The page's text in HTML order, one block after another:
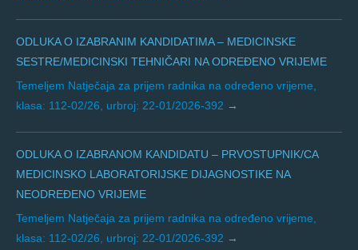
ODLUKA O IZABRANIM KANDIDATIMA – MEDICINSKE
SESTRE/MEDICINSKI TEHNIČARI NA ODREĐENO VRIJEME
Temeljem Natječaja za prijem radnika na određeno vrijeme,
klasa: 112-02/26, urbroj: 22-01/2026-392
ODLUKA O IZABRANOM KANDIDATU – PRVOSTUPNIK/CA
MEDICINSKO LABORATORIJSKE DIJAGNOSTIKE NA
NEODREĐENO VRIJEME
Temeljem Natječaja za prijem radnika na određeno vrijeme,
klasa: 112-02/26, urbroj: 22-01/2026-392